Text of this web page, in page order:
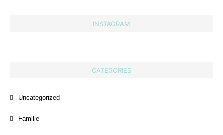
INSTAGRAM
CATEGORIES
Uncategorized
Familie